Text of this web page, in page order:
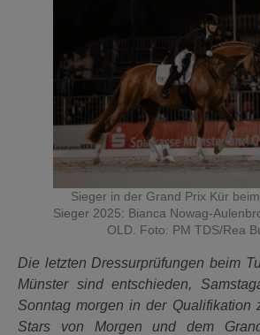
Sieger in der Grand Prix Kür
Sieger 2025: Bianca Nowag-
OLD. Foto: PM TDS/Rea
Die letzten Dressurprüfungen beim
Münster sind entschieden,
Sonntag morgen in der Qualifikation
Stars von Morgen und dem